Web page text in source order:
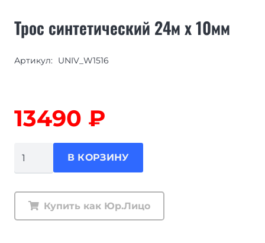
Трос синтетический 24м x 10мм
Артикул: UNIV_W1516
13490 ₽
синтетический
24м
В КОРЗИНУ
Купить как Юр.Лицо